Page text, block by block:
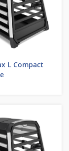
L Compact